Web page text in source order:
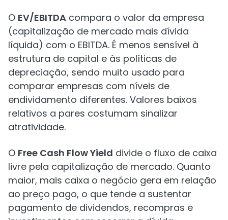
O EV/EBITDA compara o valor da empresa
(capitalização de mercado mais dívida
líquida) com o EBITDA. É menos sensível à
estrutura de capital e às políticas de
depreciação, sendo muito usado para
comparar empresas com níveis de
endividamento diferentes. Valores baixos
relativos a pares costumam sinalizar
atratividade.
O Free Cash Flow Yield divide o fluxo de caixa
livre pela capitalização de mercado. Quanto
maior, mais caixa o negócio gera em relação
ao preço pago, o que tende a sustentar
pagamento de dividendos, recompras e